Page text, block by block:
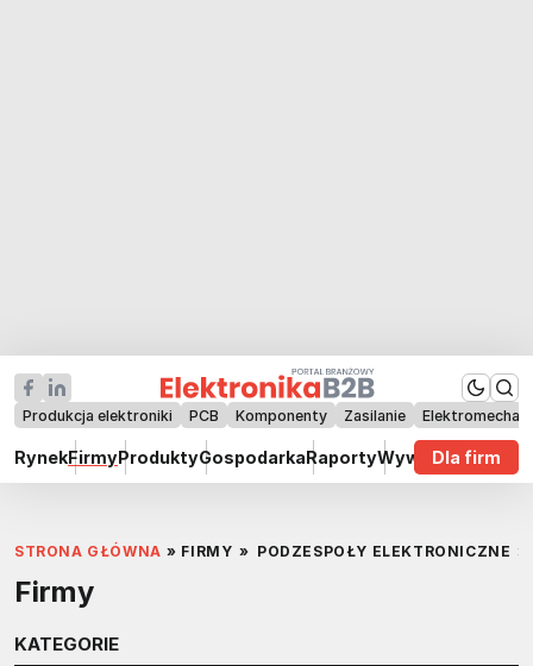
Produkcja elektroniki PCB Komponenty Zasilanie
RynekFirmyProduktyGospodarkaRaportyWywiadyDla firm
STRONA GŁÓWNA » FIRMY » PODZESPOŁY ELEKTRONICZNE »
Firmy
KATEGORIE